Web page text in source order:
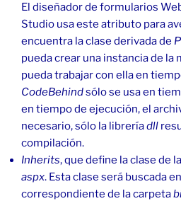
El diseñador de formularios
Studio usa este atributo para
encuentra la clase derivada de
pueda crear una instancia de la
pueda trabajar con ella en
CodeBehindsólo se usa en
en tiempo de ejecución, el
necesario, sólo la libreríadll
compilación.
Inherits, que define la clase de
aspx. Esta clase será buscada
correspondiente de la carpeta